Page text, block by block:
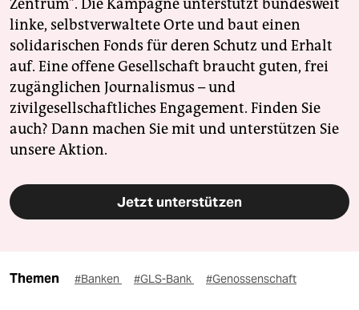
Zentrum". Die Kampagne unterstützt bundesweit
linke, selbstverwaltete Orte und baut einen
solidarischen Fonds für deren Schutz und Erhalt
auf. Eine offene Gesellschaft braucht guten, frei
zugänglichen Journalismus – und
zivilgesellschaftliches Engagement. Finden Sie
auch? Dann machen Sie mit und unterstützen Sie
unsere Aktion.
Jetzt unterstützen
Themen #Banken #GLS-Bank #Genossenschaft